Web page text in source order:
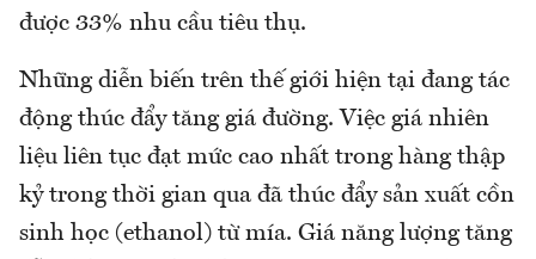
được 33% nhu cầu tiêu thụ.
Những diễn biến trên thế giới hiện tại đang tác
động thúc đẩy tăng giá đường. Việc giá nhiên
liệu liên tục đạt mức cao nhất trong hàng thập
kỷ trong thời gian qua đã thúc đẩy sản xuất cồn
sinh học (ethanol) từ mía. Giá năng lượng tăng